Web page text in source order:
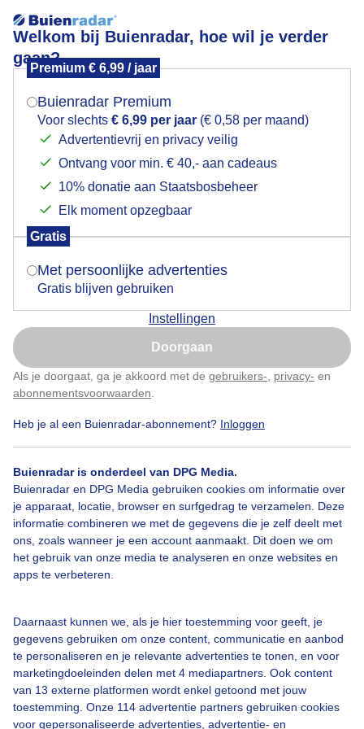
Welkom bij Buienradar, hoe wil je verder
gaan?
Premium € 6,99 / jaar
Buienradar Premium
Voor slechts € 6,99 per jaar (€ 0,58 per maand)
Advertentievrij en privacy veilig
Ontvang voor min. € 40,- aan cadeaus
10% donatie aan Staatsbosbeheer
Elk moment opzegbaar
Gratis
Met persoonlijke advertenties
Gratis blijven gebruiken
Instellingen
Doorgaan
Als je doorgaat, ga je akkoord met de gebruikers- privacy- en
abonnementsvoorwaarden
Heb je al een Buienradar-abonnement? Inloggen
Buienradar is onderdeel van DPG Media.
Buienradar en DPG Media gebruiken cookies om informatie over
je apparaat, locatie, browser en surfgedrag te verzamelen. Deze
informatie combineren we met de gegevens die je zelf deelt met
ons, zoals wanneer je een account aanmaakt. Dit doen we om
het gebruik van onze media te analyseren en onze websites en
apps te verbeteren.
Daarnaast kunnen we, als je hier toestemming voor geeft, je
gegevens gebruiken om onze content, communicatie en aanbod
te personaliseren en je relevante advertenties te tonen, en voor
marketingdoeleinden delen met 4 mediapartners. Ook content
van 13 externe platformen wordt enkel getoond met jouw
toestemming. Onze 114 advertentie partners gebruiken cookies
voor gepersonaliseerde advertenties, advertentie- en
Een moment geduld aub...
Een moment geduld aub...
Over Buienradar
Veelgestelde vragen
Contact
Toegankelijkheid
Gebruikersvoorwaarden
Privacy beleid
Cookie beleid
Privacy instellingen
Mogen we je locatie gebruiken voor het
Indien je hier nog geen akkoord op hebt gegeven,
verschijnt er zo een pop-up uit je browser waarin
Is goed, toon de popup
Nu niet, misschien later
Klik hierom dit aan te passen